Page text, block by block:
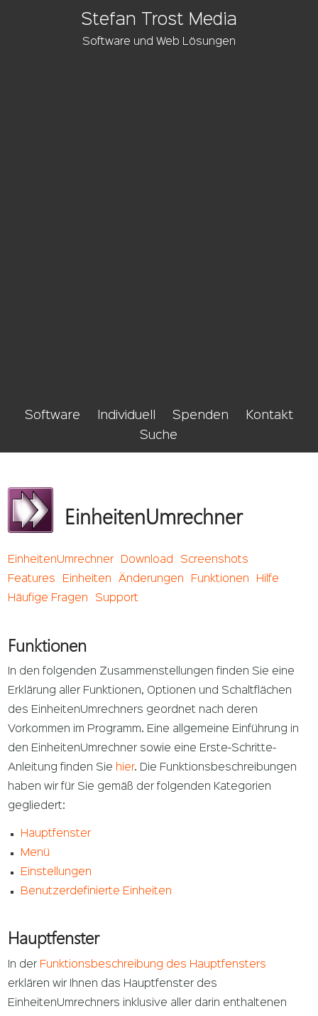
Stefan Trost Media
Software und Web Lösungen
Software Individuell Spenden
Kontakt
Suche
EinheitenUmrechner
EinheitenUmrechner Download
Screenshots
Features
Einheiten Änderungen Funktionen
Hilfe
Häufige Fragen
Support
Funktionen
In den folgenden Zusammenstellungen finden Sie eine
Erklärung aller Funktionen, Optionen und Schaltflächen
des EinheitenUmrechners geordnet nach deren
Vorkommen im Programm. Eine allgemeine Einführung in
den EinheitenUmrechner sowie eine Erste-Schritte-
Anleitung finden Sie hier. Die Funktionsbeschreibungen
haben wir für Sie gemäß der folgenden Kategorien
gegliedert:
Hauptfenster
Menü
Einstellungen
Benutzerdefinierte Einheiten
Hauptfenster
In der Funktionsbeschreibung des Hauptfensters
erklären wir Ihnen das Hauptfenster des
EinheitenUmrechners inklusive aller darin enthaltenen